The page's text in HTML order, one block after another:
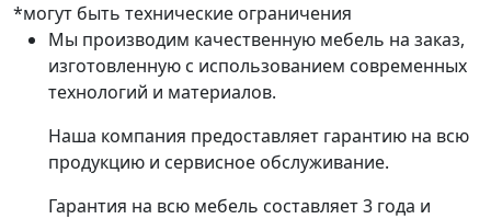
*могут быть технические ограничения
Мы производим качественную мебель на заказ,
изготовленную с использованием современных
технологий и материалов.
Наша компания предоставляет гарантию на всю
продукцию и сервисное обслуживание.
Гарантия на всю мебель составляет 3 года и